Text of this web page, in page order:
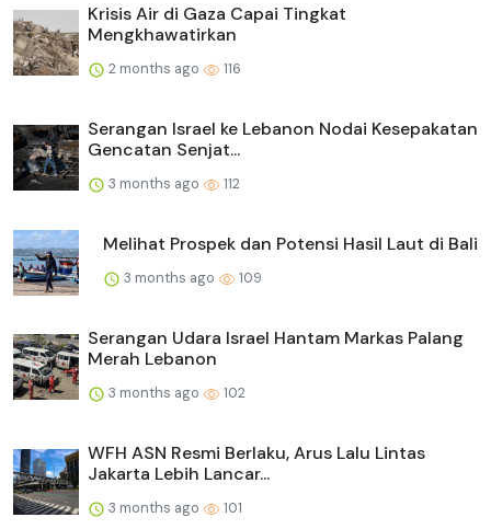
Krisis Air di Gaza Capai Tingkat
Mengkhawatirkan
2 months ago 116
Serangan Israel ke Lebanon Nodai Kesepakatan
Gencatan Senjat...
3 months ago 112
Melihat Prospek dan Potensi Hasil Laut di Bali
3 months ago 109
Serangan Udara Israel Hantam Markas Palang
Merah Lebanon
3 months ago 102
WFH ASN Resmi Berlaku, Arus Lalu Lintas
Jakarta Lebih Lancar...
3 months ago 101